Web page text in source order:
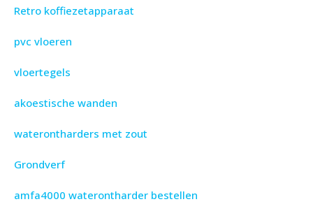
Retro koffiezetapparaat
pvc vloeren
vloertegels
akoestische wanden
waterontharders met zout
Grondverf
amfa4000 waterontharder bestellen